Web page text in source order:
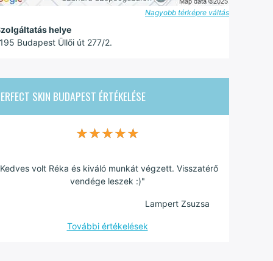
Nagyobb térképre váltás
helye
Budapest Üllői út 277/2.
SKIN BUDAPEST ÉRTÉKELÉSE
★★★★★
★★★★★
volt Réka és kiváló munkát végzett. Visszatérő
vendége leszek :)"
Lampert Zsuzsa
További értékelések